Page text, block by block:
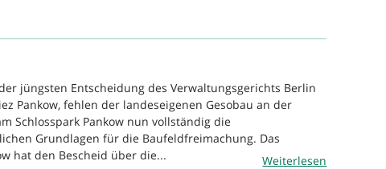
jüngsten Entscheidung des Verwaltungsgerichts Berlin
Pankow, fehlen der landeseigenen Gesobau an der
Schlosspark Pankow nun vollständig die
Grundlagen für die Baufeldfreimachung. Das
hat den Bescheid über die...
Weiterlesen